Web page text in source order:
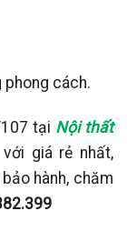
cách.
tại Nội thất
giá rẻ nhất,
hành, chăm